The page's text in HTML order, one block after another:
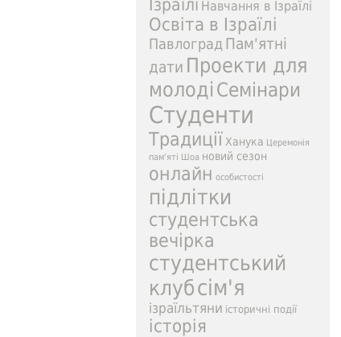
Ізраїлі Навчання в Ізраїлі
Освіта в Ізраїлі
Павлоград Пам'ятні
дати Проекти для
молоді Семінари
Студенти
Традиції Ханука Церемонія
пам'яті Шоа новий сезон
онлайн особистості
підлітки
студентська
вечірка
студентський
клубсім'я
ізраїльтяни історичні події
історія